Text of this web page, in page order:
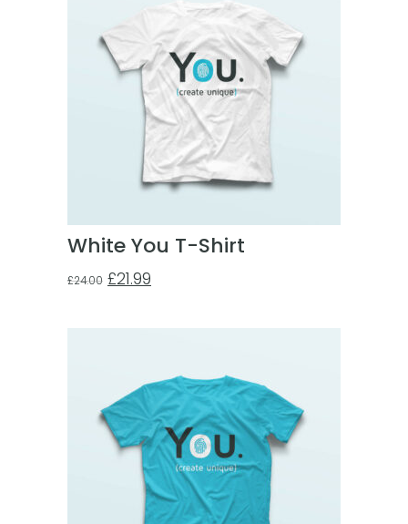
White You T-Shirt
£24.00 £21.99